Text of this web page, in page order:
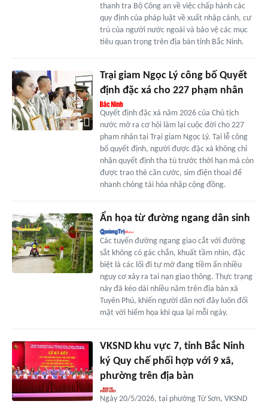
thanh tra Bộ Công an về việc chấp hành các
quy định của pháp luật về xuất nhập cảnh, cư
trú của người nước ngoài và bảo vệ các mục
tiêu quan trọng trên địa bàn tỉnh Bắc Ninh.
Trại giam Ngọc Lý công bố Quyết
định đặc xá cho 227 phạm nhân
Quyết định đặc xá năm 2026 của Chủ tịch
nước mở ra cơ hội làm lại cuộc đời cho 227
phạm nhân tại Trại giam Ngọc Lý. Tại lễ công
bố quyết định, người được đặc xá không chỉ
nhận quyết định tha tù trước thời hạn mà còn
được trao thẻ căn cước, sim điện thoại để
nhanh chóng tái hòa nhập cộng đồng.
Ẩn họa từ đường ngang dân sinh
Các tuyến đường ngang giao cắt với đường
sắt không có gác chắn, khuất tầm nhìn, đặc
biệt là các lối đi tự mở đang tiềm ẩn nhiều
nguy cơ xảy ra tai nạn giao thông. Thực trạng
này đã kéo dài nhiều năm trên địa bàn xã
Tuyên Phú, khiến người dân nơi đây luôn đối
mặt với hiểm họa khi qua lại mỗi ngày.
VKSND khu vực 7, tỉnh Bắc Ninh
ký Quy chế phối hợp với 9 xã,
phường trên địa bàn
Ngày 20/5/2026, tại phường Từ Sơn, VKSND